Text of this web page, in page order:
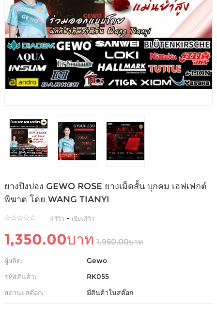
ยางปิงปอง GEWO ROSE ยางเม็ดสั้น บุกคม เอฟเฟกต์
พิฆาต โดย WANG TIANYI
0 รีวิว - เขียนรีวิว
1,350.00บาท 1,950.00บาท
ผู้ผลิต:
Gewo
รหัสสินค้า:
RK055
สถานะสต๊อก:
มีสินค้าในสต๊อก